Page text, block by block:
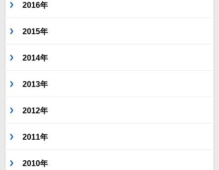
2016年
2015年
2014年
2013年
2012年
2011年
2010年